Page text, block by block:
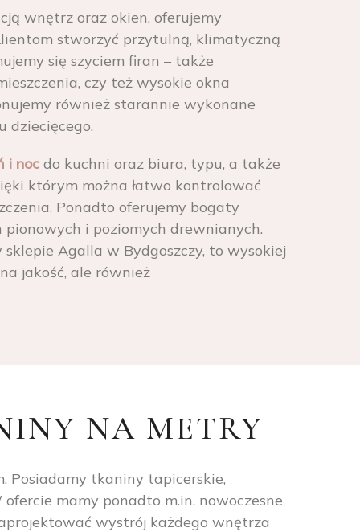
wnętrz oraz okien, oferujemy
stworzyć przytulną, klimatyczną
się szyciem firan – także
czy też wysokie okna
również starannie wykonane
dziecięcego.
i noc do kuchni oraz biura, typu, a także
którym można łatwo kontrolować
Ponadto oferujemy bogaty
i poziomych drewnianych.
Agalla w Bydgoszczy, to wysokiej
jakość, ale również
NA METRY
tkaniny tapicerskie,
mamy ponadto m.in. nowoczesne
wystrój każdego wnętrza